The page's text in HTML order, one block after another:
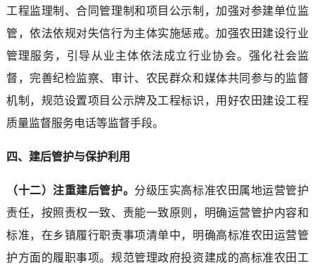
工程监理制、合同管理制和项目公示制，加强对参建单位监
管，依法依规对失信行为主体实施惩戒。加强农田建设行业
管理服务，引导从业主体依法成立行业协会。强化社会监
督，完善纪检监察、审计、农民群众和媒体共同参与的监督
机制，规范设置项目公示牌及工程标识，用好农田建设工程
质量监督服务电话等监督手段。
四、建后管护与保护利用
（十二）注重建后管护。 分级压实高标准农田属地运营管护
责任，按照责权一致、责能一致原则，明确运营管护内容和
标准，在乡镇履行职责事项清单中，明确高标准农田运营管
护方面的履职事项。规范管理政府投资建成的高标准农田工